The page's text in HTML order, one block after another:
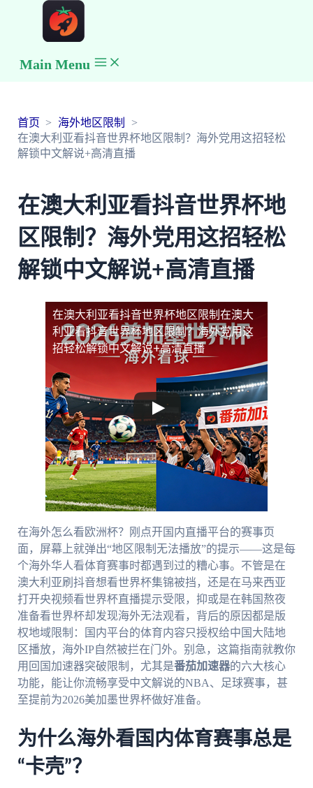
Main Menu
首页
海外地区限制
在澳大利亚看抖音世界杯地区限制？海外党用这招轻松
解锁中文解说+高清直播
在澳大利亚看抖音世界杯地
区限制？海外党用这招轻松
解锁中文解说+高清直播
在澳大利亚看抖音世界杯地区限制 在澳大
利亚看抖音世界杯地区限制？海外党用这
招轻松解锁中文解说+高清直播
在海外怎么看欧洲杯？刚点开国内直播平台的赛事页
面，屏幕上就弹出“地区限制无法播放”的提示——这是每
个海外华人看体育赛事时都遇到过的糟心事。不管是在
澳大利亚刷抖音想看世界杯集锦被挡，还是在马来西亚
打开央视频看世界杯直播提示受限，抑或是在韩国熬夜
准备看世界杯却发现海外无法观看，背后的原因都是版
权地域限制：国内平台的体育内容只授权给中国大陆地
区播放，海外IP自然被拦在门外。别急，这篇指南就教你
用回国加速器突破限制，尤其是番茄加速器的六大核心
功能，能让你流畅享受中文解说的NBA、足球赛事，甚
至提前为2026美加墨世界杯做好准备。
为什么海外看国内体育赛事总是
“卡壳”？